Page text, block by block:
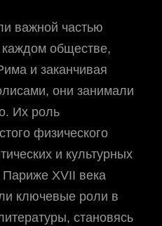
важной частью
каждом обществе,
и заканчивая
они занимали
Их роль
физического
и культурных
XVII века
ключевые роли в
становясь